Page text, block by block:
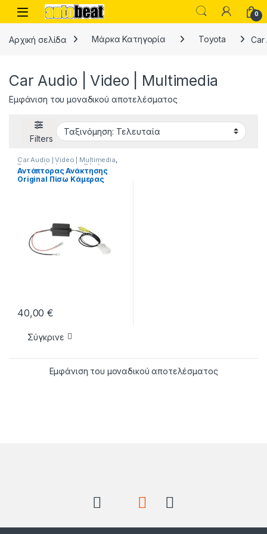
Skip to navigation
Skip to content
Open 0
Αρχική σελίδα Μάρκα Κατηγορία Toyota Car
Car Audio | Video | Multimedia
Εμφάνιση του μοναδικού αποτελέσματος
Filters
Car Audio | Video | Multimedia,
Toyota Αντάπτορες Σύνδεσης
OEM Κάμερας ,Διάφορα
Αξεσουάρ Car Audio,Μάρκα
Κατηγορία
Αντάπτορας Ανάκτησης
Original Πίσω Κάμερας
40,00€
Σύγκρινε
Εμφάνιση του μοναδικού αποτελέσματος